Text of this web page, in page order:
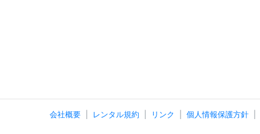
会社概要 レンタル規約 リンク 個人情報保護方針